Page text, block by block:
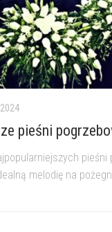
pieśni
pieśni
melodię na